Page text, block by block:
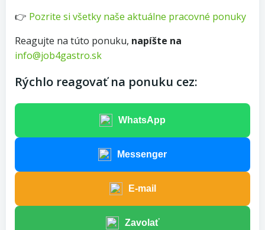
👉 Pozrite si všetky naše aktuálne pracovné ponuky
Reagujte na túto ponuku, napíšte na
info@job4gastro.sk
Rýchlo reagovať na ponuku cez:
WhatsApp
Messenger
E-mail
Zavolať